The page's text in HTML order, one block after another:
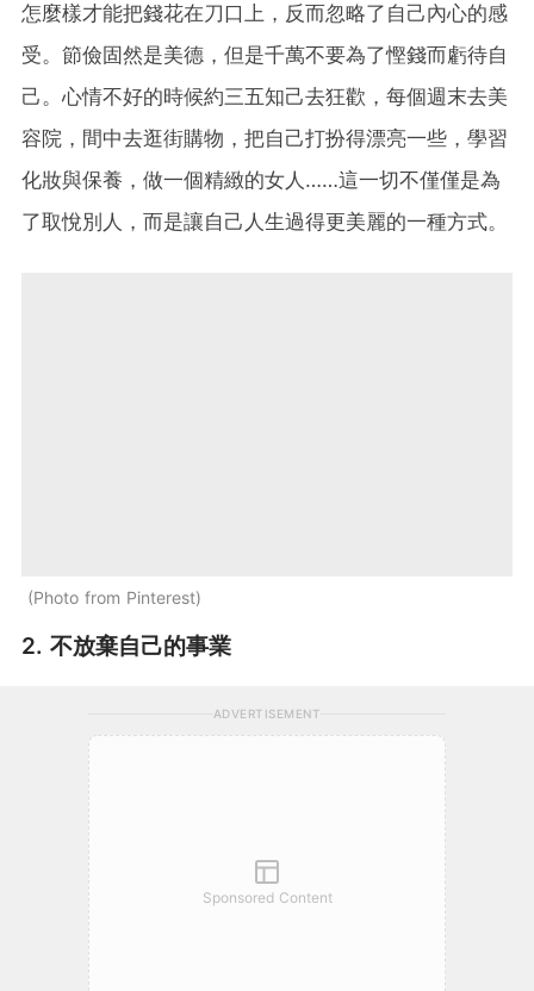
怎麼樣才能把錢花在刀口上，反而忽略了自己內心的感
受。節儉固然是美德，但是千萬不要為了慳錢而虧待自
己。心情不好的時候約三五知己去狂歡，每個週末去美
容院，間中去逛街購物，把自己打扮得漂亮一些，學習
化妝與保養，做一個精緻的女人……這一切不僅僅是為
了取悅別人，而是讓自己人生過得更美麗的一種方式。
Photo from Pinterest
2. 不放棄自己的事業
ADVERTISEMENT
Sponsored Content